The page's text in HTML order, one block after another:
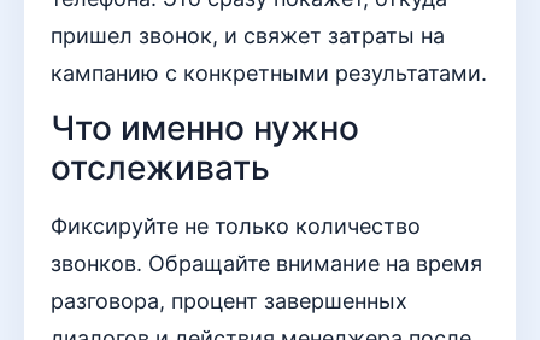
пришел звонок, и свяжет затраты на
кампанию с конкретными результатами.
Что именно нужно
отслеживать
Фиксируйте не только количество
звонков. Обращайте внимание на время
разговора, процент завершенных